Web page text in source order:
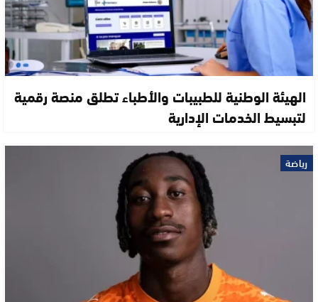
الهيئة الوطنية للطبيبات والأطباء تطلق منصة رقمية
لتبسيط الخدمات الإدارية
رياضة